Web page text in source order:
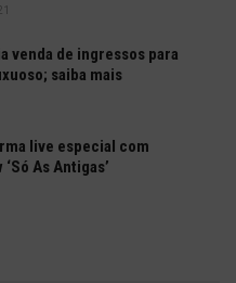
venda de ingressos para
saiba mais
live especial com
As Antigas’